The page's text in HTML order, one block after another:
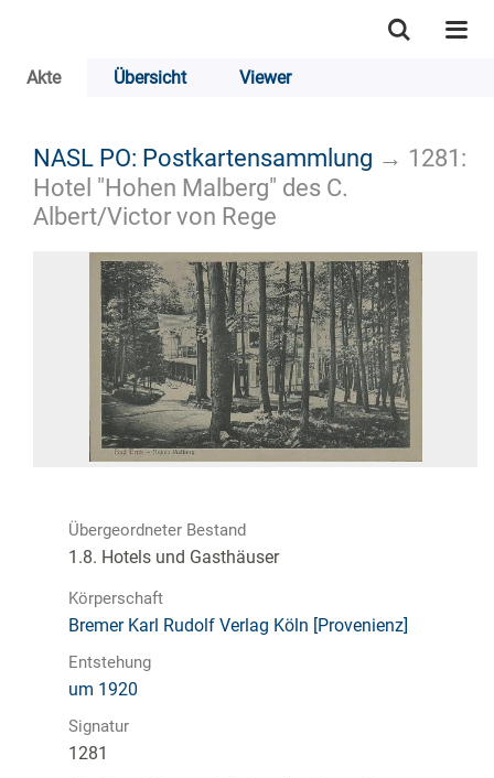
Akte Übersicht Viewer
NASL PO: Postkartensammlung → 1281:
Hotel "Hohen Malberg" des C.
Albert/Victor von Rege
Übergeordneter Bestand
1.8. Hotels und Gasthäuser
Körperschaft
Bremer Karl Rudolf Verlag Köln [Provenienz]
Entstehung
um 1920
Signatur
1281